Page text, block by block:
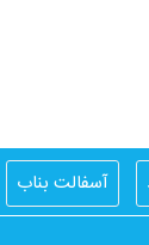
آسفالت بناب